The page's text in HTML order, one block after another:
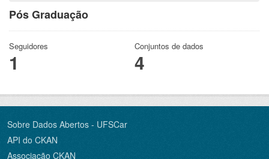
Pós Graduação
Seguidores
1
Conjuntos de dados
4
Sobre Dados Abertos - UFSCar
API do CKAN
Associação CKAN